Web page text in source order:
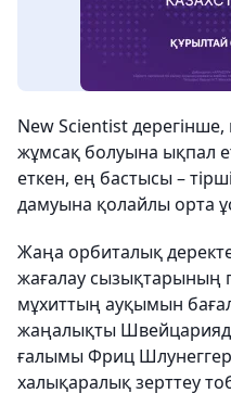
New Scientist
жұмсақ болуына ықпал
еткен, ең бастысы –
дамуына қолайлы орта
Жаңа орбиталық
жағалау сызықтарының
мұхиттың ауқымын
жаңалықты
ғалымы Фриц Шлунеггер
халықаралық зерттеу